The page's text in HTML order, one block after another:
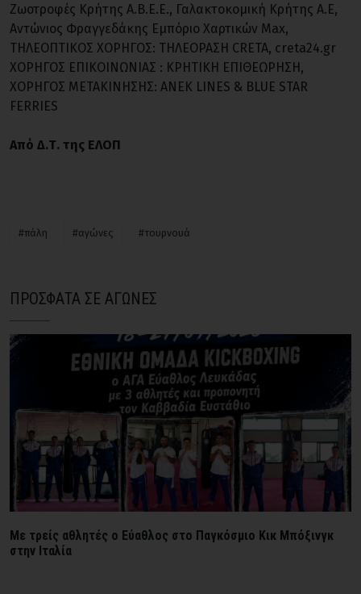
Zωοτροφές Κρήτης Α.Β.Ε.Ε., Γαλακτοκομική Κρήτης Α.Ε,
Αντώνιος Φραγγεδάκης Εμπόριο Χαρτικών Max,
ΤΗΛΕΟΠΤΙΚΟΣ ΧΟΡΗΓΟΣ: ΤΗΛΕΟΡΑΣΗ CRETA, creta24.gr
ΧΟΡΗΓΟΣ ΕΠΙΚΟΙΝΩΝΙΑΣ : ΚΡΗΤΙΚΗ ΕΠΙΘΕΩΡΗΣΗ,
ΧΟΡΗΓΟΣ ΜΕΤΑΚΙΝΗΣΗΣ: ANEK LINES & BLUE STAR
FERRIES
Από Δ.Τ. της ΕΛΟΠ
#πάλη #αγώνες #τουρνουά
ΠΡΟΣΦΑΤΑ ΣΕ ΑΓΩΝΕΣ
Mε τρείς αθλητές ο Εύαθλος στο Παγκόσμιο Κικ Μπόξινγκ
στην Ιταλία